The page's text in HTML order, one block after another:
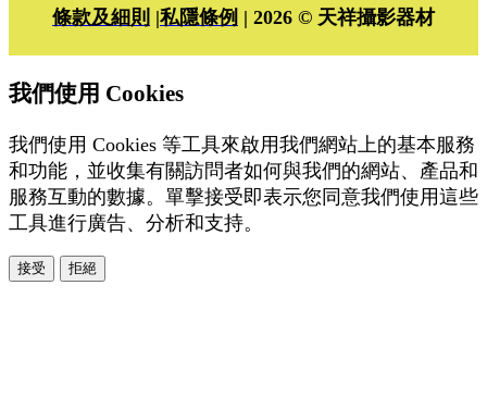
條款及細則 |私隱條例 | 2026 © 天祥攝影器材
我們使用 Cookies
我們使用 Cookies 等工具來啟用我們網站上的基本服務
和功能，並收集有關訪問者如何與我們的網站、產品和
服務互動的數據。單擊接受即表示您同意我們使用這些
工具進行廣告、分析和支持。
接受 拒絕